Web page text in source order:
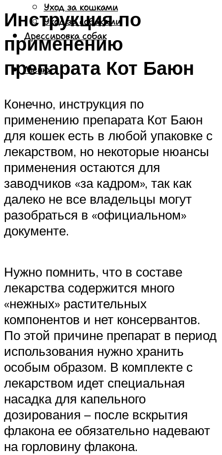
Уход за кошками
Уход за собаками
Дрессировка собак
Меню
Инструкция по
применению
препарата Кот Баюн
Конечно, инструкция по
применению препарата Кот Баюн
для кошек есть в любой упаковке с
лекарством, но некоторые нюансы
применения остаются для
заводчиков «за кадром», так как
далеко не все владельцы могут
разобраться в «официальном»
документе.
Нужно помнить, что в составе
лекарства содержится много
«нежных» растительных
компонентов и нет консервантов.
По этой причине препарат в период
использования нужно хранить
особым образом. В комплекте с
лекарством идет специальная
насадка для капельного
дозирования – после вскрытия
флакона ее обязательно надевают
на горловину флакона.